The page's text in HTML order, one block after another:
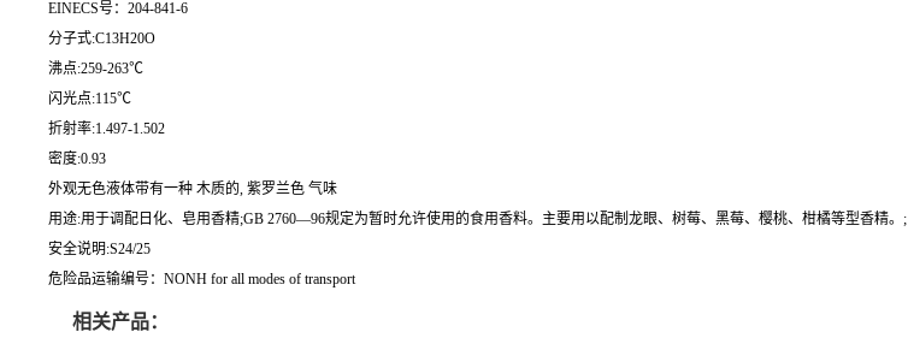
EINECS号：204-841-6
分子式:C13H20O
沸点:259-263℃
闪光点:115℃
折射率:1.497-1.502
密度:0.93
外观无色液体带有一种 木质的, 紫罗兰色 气味
用途:用于调配日化、皂用香精;GB 2760—96规定为暂时允许使用的食用香料。主要用以配制龙眼、树莓、黑莓、樱桃、柑橘等型香精。;
安全说明:S24/25
危险品运输编号：NONH for all modes of transport
相关产品：